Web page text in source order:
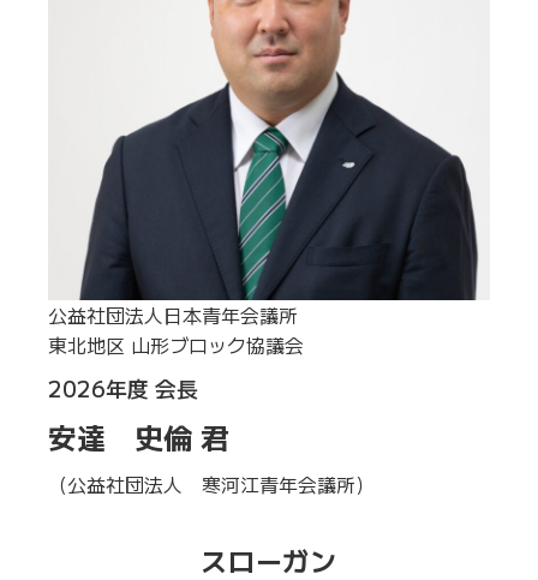
公益社団法人日本青年会議所
東北地区 山形ブロック協議会
2026年度 会長
安達 史倫 君
（公益社団法人 寒河江青年会議所）
スローガン